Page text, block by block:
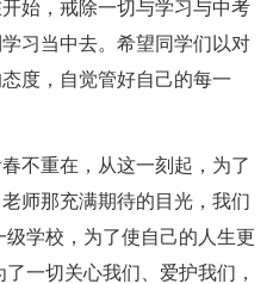
始，戒除一切与学习与中考
习当中去。希望同学们以对
度，自觉管好自己的每一
不重在，从这一刻起，为了
师那充满期待的目光，我们
学校，为了使自己的人生更
一切关心我们、爱护我们，